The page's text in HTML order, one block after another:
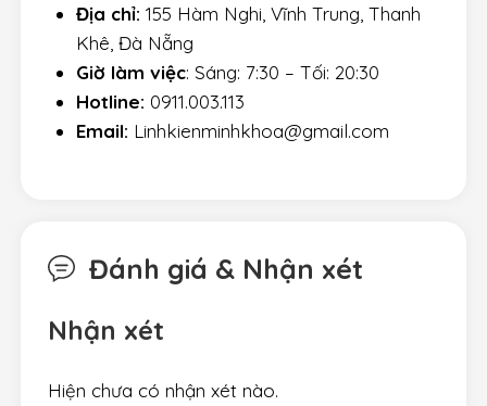
Địa chỉ: 155 Hàm Nghi, Vĩnh Trung, Thanh
Khê, Đà Nẵng
Giờ làm việc: Sáng: 7:30 – Tối: 20:30
Hotline: 0911.003.113
Email: Linhkienminhkhoa@gmail.com
Đánh giá & Nhận xét
Nhận xét
Hiện chưa có nhận xét nào.